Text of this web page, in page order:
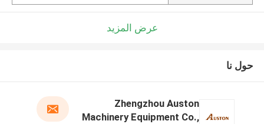
عرض المزيد
حول نا
Zhengzhou Auston
Machinery Equipment Co.,